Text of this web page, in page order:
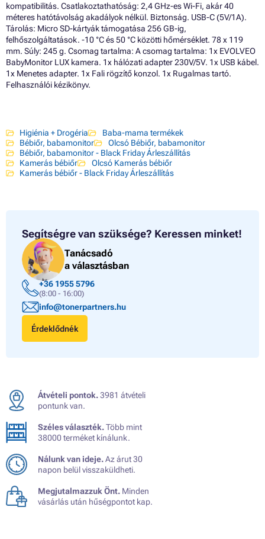
kompatibilitás. Csatlakoztathatóság: 2,4 GHz-es Wi-Fi, akár 40
méteres hatótávolság akadályok nélkül. Biztonság. USB-C (5V/1A).
Tárolás: Micro SD-kártyák támogatása 256 GB-ig,
felhőszolgáltatások. -10 °C és 50 °C közötti hőmérséklet. 78 x 119
mm. Súly: 245 g. Csomag tartalma: A csomag tartalma: 1x EVOLVEO
BabyMonitor LUX kamera. 1x hálózati adapter 230V/5V. 1x USB kábel.
1x Menetes adapter. 1x Fali rögzítő konzol. 1x Rugalmas tartó.
Felhasználói kézikönyv.
Higiénia + Drogéria
Baba-mama termékek
Bébiőr, babamonitor
Olcsó Bébiőr, babamonitor
Bébiőr, babamonitor - Black Friday Árleszállítás
Kamerás bébiőr
Olcsó Kamerás bébiőr
Kamerás bébiőr - Black Friday Árleszállítás
Segítségre van szüksége? Keressen minket!
Tanácsadó
a választásban
+36 1955 5796
(8:00 - 16:00)
info@tonerpartners.hu
Érdeklődnék
Átvételi pontok.3981 átvételi
pontunk van.
Széles választék.Több mint
38000 terméket kínálunk.
Nálunk van ideje.Az árut 30
napon belül visszaküldheti.
Megjutalmazzuk Önt. Minden
vásárlás után hűségpontot kap.